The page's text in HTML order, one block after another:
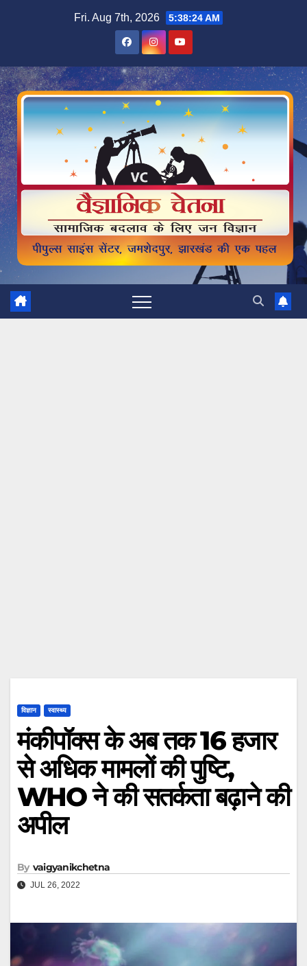
Fri. Aug 7th, 2026 5:38:25 AM
विज्ञान स्वास्थ्य
मंकीपॉक्स के अब तक 16 हजार
से अधिक मामलों की पुष्टि,
WHO ने की सतर्कता बढ़ाने की
अपील
By vaigyanikchetna
JUL 26, 2022